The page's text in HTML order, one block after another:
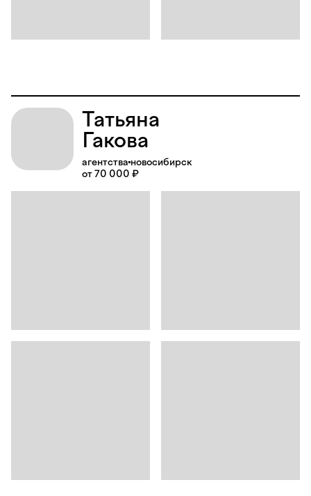
Татьяна
Гакова
агентства новосибирск
от 70 000 ₽